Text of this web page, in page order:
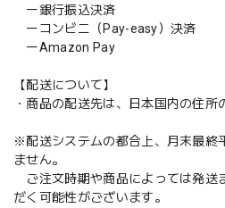
ー銀行振込決済
ーコンビニ（Pay-easy）決済
ーAmazon Pay
【配送について】
・商品の配送先は、日本国内の住所
※配送システムの都合上、月末最終
ません。
ご注文時期や商品によっては発送
だく可能性がございます。